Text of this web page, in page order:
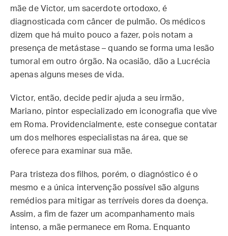
mãe de Victor, um sacerdote ortodoxo, é
diagnosticada com câncer de pulmão. Os médicos
dizem que há muito pouco a fazer, pois notam a
presença de metástase – quando se forma uma lesão
tumoral em outro órgão. Na ocasião, dão a Lucrécia
apenas alguns meses de vida.
Victor, então, decide pedir ajuda a seu irmão,
Mariano, pintor especializado em iconografia que vive
em Roma. Providencialmente, este consegue contatar
um dos melhores especialistas na área, que se
oferece para examinar sua mãe.
Para tristeza dos filhos, porém, o diagnóstico é o
mesmo e a única intervenção possível são alguns
remédios para mitigar as terríveis dores da doença.
Assim, a fim de fazer um acompanhamento mais
intenso, a mãe permanece em Roma. Enquanto